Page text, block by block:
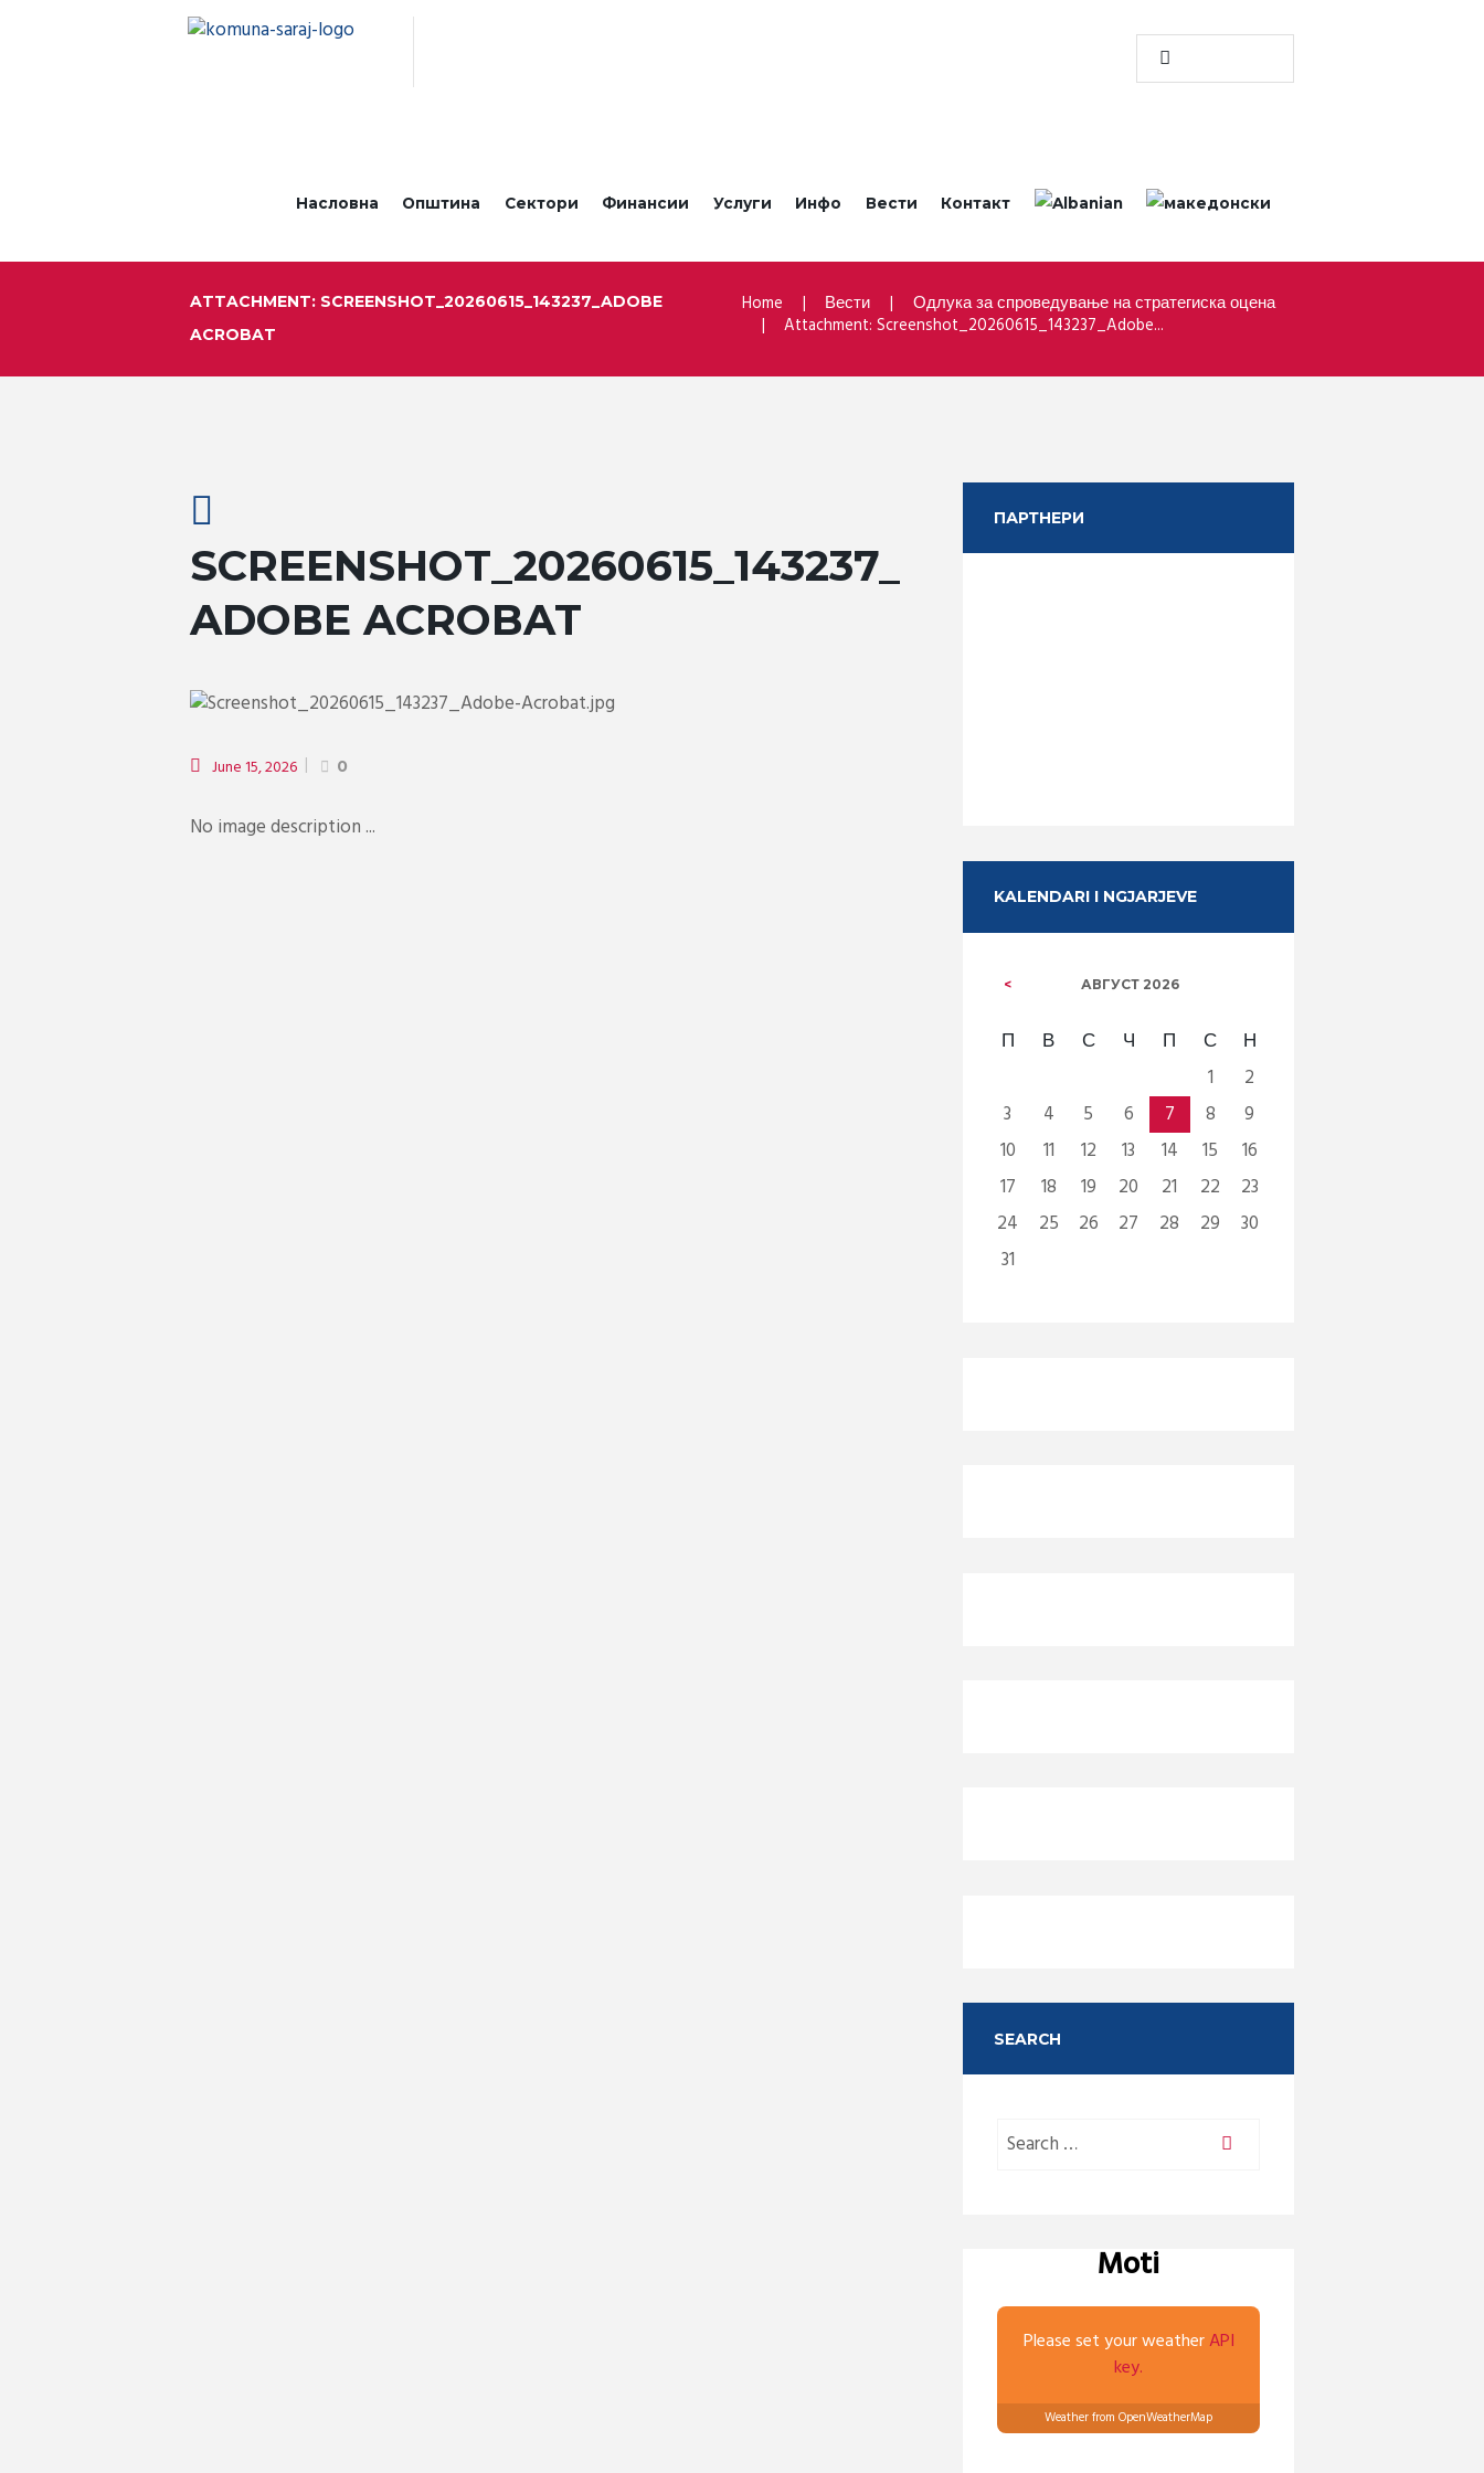
Насловна Општина Сектори Финансии Услуги Инфо Вести Контакт
ATTACHMENT: SCREENSHOT_20260615_143237_ADOBE
ACROBAT
Home Вести
Одлука за спроведување на стратегиска оцена
Attachment: Screenshot_20260615_143237_Adobe...
SCREENSHOT_20260615_143237_
ADOBE ACROBAT
June 15, 2026 0
No image description ...
ПАРТНЕРИ
KALENDARI I NGJARJEVE
АВГУСТ 2026
П В С Ч П С
Н
1
2
3
4 5 6 7 8
9
10
11 12 13 14 15
16
17
18 19 20 21 22
23
24
25 26 27 28 29
30
31
SEARCH
Moti
Please set your weatherAPI
key.
Weather from OpenWeatherMap